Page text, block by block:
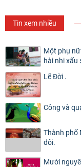
Tin xem nhiều
Một phụ
hài nhi xấu
Lẽ Đời .
Công và
Thành phố
đôi.
Mười